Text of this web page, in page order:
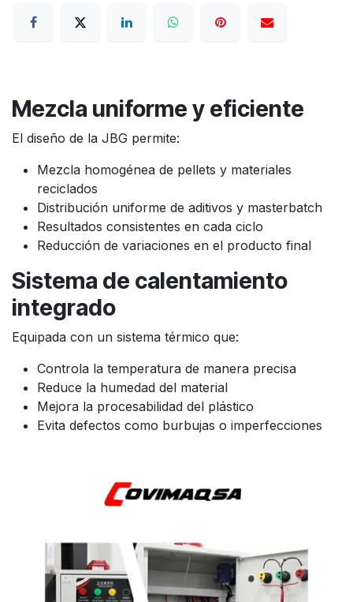
Mezcla uniforme y eficiente
El diseño de la JBG permite:
Mezcla homogénea de pellets y materiales
reciclados
Distribución uniforme de aditivos y masterbatch
Resultados consistentes en cada ciclo
Reducción de variaciones en el producto final
Sistema de calentamiento
integrado
Equipada con un sistema térmico que:
Controla la temperatura de manera precisa
Reduce la humedad del material
Mejora la procesabilidad del plástico
Evita defectos como burbujas o imperfecciones